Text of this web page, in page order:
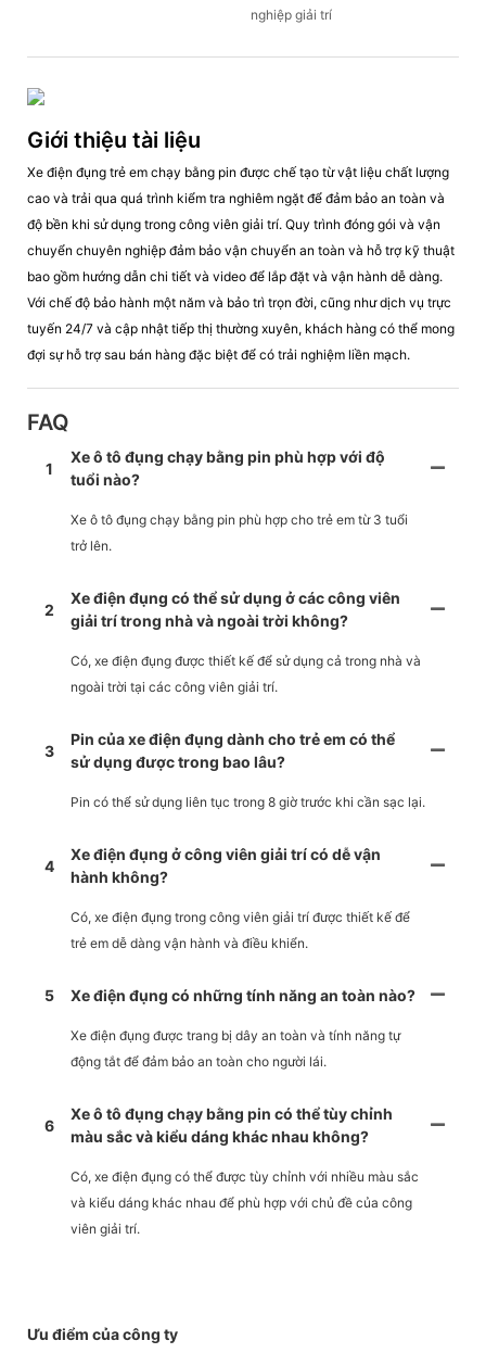
nghiệp giải trí
Giới thiệu tài liệu
Xe điện đụng trẻ em chạy bằng pin được chế tạo từ vật liệu chất lượng
cao và trải qua quá trình kiểm tra nghiêm ngặt để đảm bảo an toàn và
độ bền khi sử dụng trong công viên giải trí. Quy trình đóng gói và vận
chuyển chuyên nghiệp đảm bảo vận chuyển an toàn và hỗ trợ kỹ thuật
bao gồm hướng dẫn chi tiết và video để lắp đặt và vận hành dễ dàng.
Với chế độ bảo hành một năm và bảo trì trọn đời, cũng như dịch vụ trực
tuyến 24/7 và cập nhật tiếp thị thường xuyên, khách hàng có thể mong
đợi sự hỗ trợ sau bán hàng đặc biệt để có trải nghiệm liền mạch.
FAQ
1
Xe ô tô đụng chạy bằng pin phù hợp với độ
tuổi nào?
Xe ô tô đụng chạy bằng pin phù hợp cho trẻ em từ 3 tuổi
trở lên.
2
Xe điện đụng có thể sử dụng ở các công viên
giải trí trong nhà và ngoài trời không?
Có, xe điện đụng được thiết kế để sử dụng cả trong nhà và
ngoài trời tại các công viên giải trí.
3
Pin của xe điện đụng dành cho trẻ em có thể
sử dụng được trong bao lâu?
Pin có thể sử dụng liên tục trong 8 giờ trước khi cần sạc lại.
4
Xe điện đụng ở công viên giải trí có dễ vận
hành không?
Có, xe điện đụng trong công viên giải trí được thiết kế để
trẻ em dễ dàng vận hành và điều khiển.
5 Xe điện đụng có những tính năng an toàn nào?
Xe điện đụng được trang bị dây an toàn và tính năng tự
động tắt để đảm bảo an toàn cho người lái.
6
Xe ô tô đụng chạy bằng pin có thể tùy chỉnh
màu sắc và kiểu dáng khác nhau không?
Có, xe điện đụng có thể được tùy chỉnh với nhiều màu sắc
và kiểu dáng khác nhau để phù hợp với chủ đề của công
viên giải trí.
Ưu điểm của công ty